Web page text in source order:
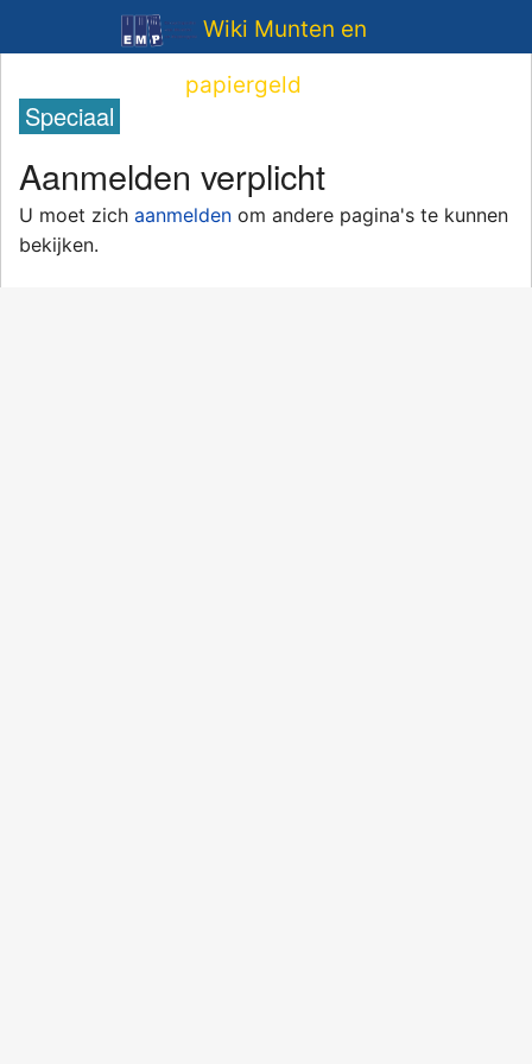
Wiki Munten en
papiergeld
Speciaal
Aanmelden verplicht
U moet zich aanmelden om andere pagina's te kunnen
bekijken.